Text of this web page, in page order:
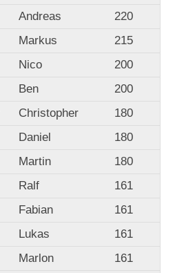
Andreas
220
Markus
215
Nico
200
Ben
200
Christopher
180
Daniel
180
Martin
180
Ralf
161
Fabian
161
Lukas
161
Marlon
161